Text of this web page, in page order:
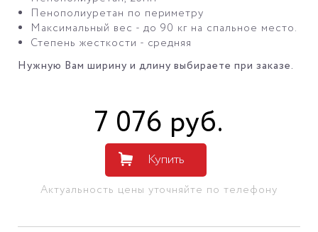
Пенополиуретан по периметру
Максимальный вес - до 90 кг на спальное место.
Степень жесткости - средняя
Нужную Вам ширину и длину выбираете при заказе.
7 076 руб.
Купить
Актуальность цены уточняйте по телефону